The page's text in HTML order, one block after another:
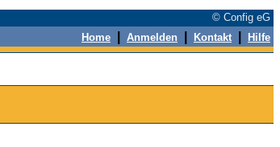
© Config eG
Home Anmelden Kontakt Hilfe